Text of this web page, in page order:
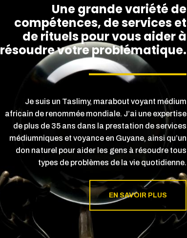
Une grande variété de
compétences, de services et
de rituels pour vous aider à
résoudre votre problématique.
Je suis un Taslimy, marabout voyant médium
africain de renommée mondiale. J’ai une expertise
de plus de 35 ans dans la prestation de services
médiumniques et voyance en Guyane, ainsi qu’un
don naturel pour aider les gens à résoudre tous
types de problèmes de la vie quotidienne.
EN SAVOIR PLUS